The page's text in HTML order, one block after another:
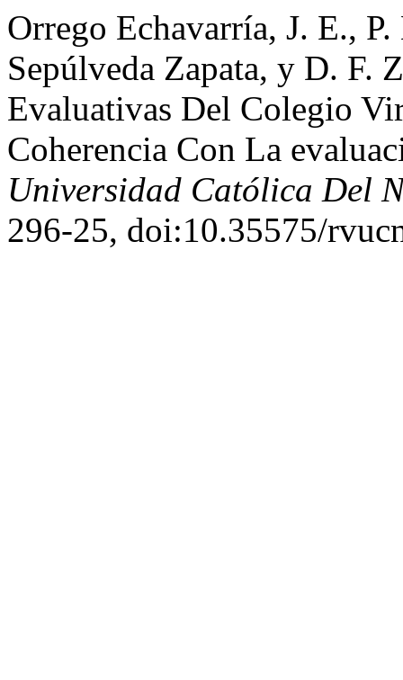
Orrego Echavarría, J. E.,
Sepúlveda Zapata, y D. F.
Evaluativas Del Colegio
Coherencia Con La
Universidad Católica Del
296-25, doi:10.35575/